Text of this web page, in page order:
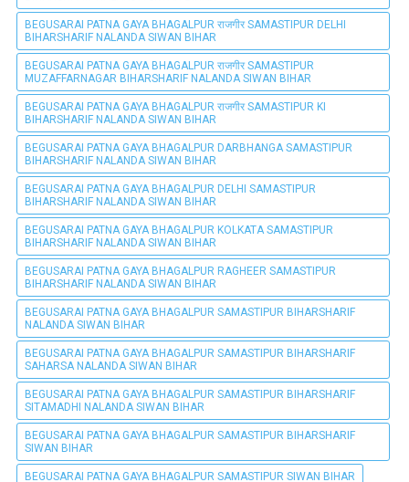
BEGUSARAI PATNA GAYA BHAGALPUR राजगीर SAMASTIPUR DELHI
BIHARSHARIF NALANDA SIWAN BIHAR
BEGUSARAI PATNA GAYA BHAGALPUR राजगीर SAMASTIPUR
MUZAFFARNAGAR BIHARSHARIF NALANDA SIWAN BIHAR
BEGUSARAI PATNA GAYA BHAGALPUR राजगीर SAMASTIPUR KI
BIHARSHARIF NALANDA SIWAN BIHAR
BEGUSARAI PATNA GAYA BHAGALPUR DARBHANGA SAMASTIPUR
BIHARSHARIF NALANDA SIWAN BIHAR
BEGUSARAI PATNA GAYA BHAGALPUR DELHI SAMASTIPUR
BIHARSHARIF NALANDA SIWAN BIHAR
BEGUSARAI PATNA GAYA BHAGALPUR KOLKATA SAMASTIPUR
BIHARSHARIF NALANDA SIWAN BIHAR
BEGUSARAI PATNA GAYA BHAGALPUR RAGHEER SAMASTIPUR
BIHARSHARIF NALANDA SIWAN BIHAR
BEGUSARAI PATNA GAYA BHAGALPUR SAMASTIPUR BIHARSHARIF
NALANDA SIWAN BIHAR
BEGUSARAI PATNA GAYA BHAGALPUR SAMASTIPUR BIHARSHARIF
SAHARSA NALANDA SIWAN BIHAR
BEGUSARAI PATNA GAYA BHAGALPUR SAMASTIPUR BIHARSHARIF
SITAMADHI NALANDA SIWAN BIHAR
BEGUSARAI PATNA GAYA BHAGALPUR SAMASTIPUR BIHARSHARIF
SIWAN BIHAR
BEGUSARAI PATNA GAYA BHAGALPUR SAMASTIPUR SIWAN BIHAR